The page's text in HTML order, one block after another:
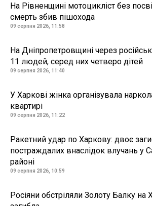
На Рівненщині мотоцикліст без
смерть збив пішохода
09 серпня 2026, 11:58
На Дніпропетровщині через
11 людей, серед них четверо дітей
09 серпня 2026, 11:40
У Харкові жінка організувала
квартирі
09 серпня 2026, 11:22
Ракетний удар по Харкову: двоє
постраждалих внаслідок влучань у
районі
09 серпня 2026, 10:59
Росіяни обстріляли Золоту Балку на